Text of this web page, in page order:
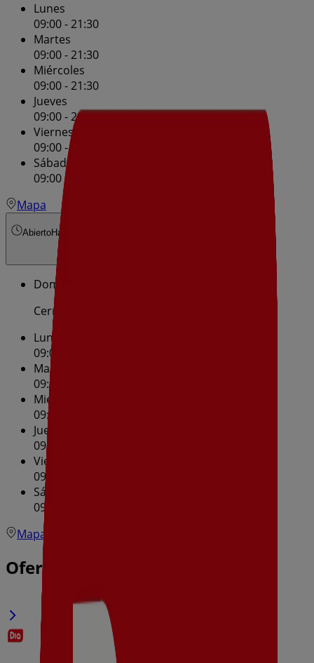
Lunes
09:00 - 21:30
Martes
09:00 - 21:30
Miércoles
09:00 - 21:30
Jueves
09:00 - 21:30
Viernes
09:00 - 21:30
Sábado
09:00 - 21:30
Mapa
AbiertoHasta las 21:30
Domingo
Cerrado
Lunes
09:00 - 21:30
Martes
09:00 - 21:30
Miércoles
09:00 - 21:30
Jueves
09:00 - 21:30
Viernes
09:00 - 21:30
Sábado
09:00 - 21:30
Mapa
Ofertas de Dia en Bargas